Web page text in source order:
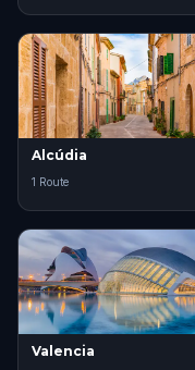
Alcúdia
1 Route
Valencia